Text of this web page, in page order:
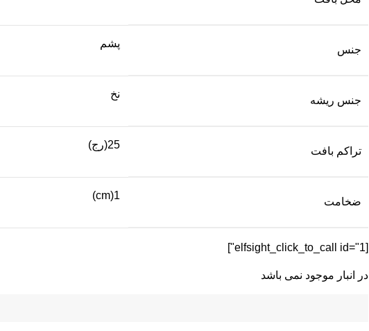
جنس
پشم
جنس ریشه
نخ
تراکم بافت
25(رج)
ضخامت
1(cm)
[elfsight_click_to_call id="1"]
در انبار موجود نمی باشد